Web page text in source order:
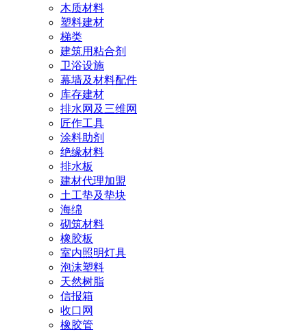
木质材料
塑料建材
梯类
建筑用粘合剂
卫浴设施
幕墙及材料配件
库存建材
排水网及三维网
匠作工具
涂料助剂
绝缘材料
排水板
建材代理加盟
土工垫及垫块
海绵
砌筑材料
橡胶板
室内照明灯具
泡沫塑料
天然树脂
信报箱
收口网
橡胶管